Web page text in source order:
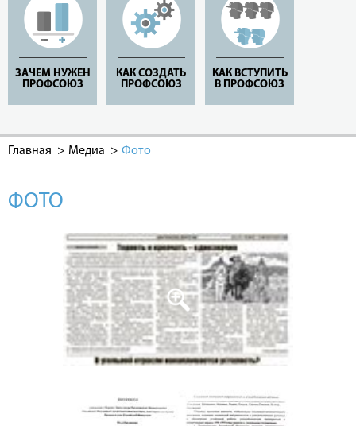
ЗАЧЕМ НУЖЕН
ПРОФСОЮЗ
КАК СОЗДАТЬ
ПРОФСОЮЗ
КАК ВСТУПИТЬ
В ПРОФСОЮЗ
Главная Медиа Фото
ФОТО